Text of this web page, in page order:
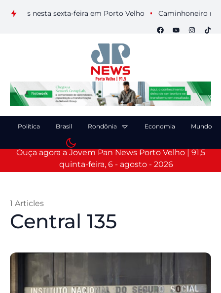
nesta sexta-feira em Porto Velho Caminhoneiro morre
Política Brasil Rondônia Economia Mundo
Ouça agora a Jovem Pan News Porto Velho | 91,5
quinta-feira, 6 - agosto - 2026
Central 135
1 Articles